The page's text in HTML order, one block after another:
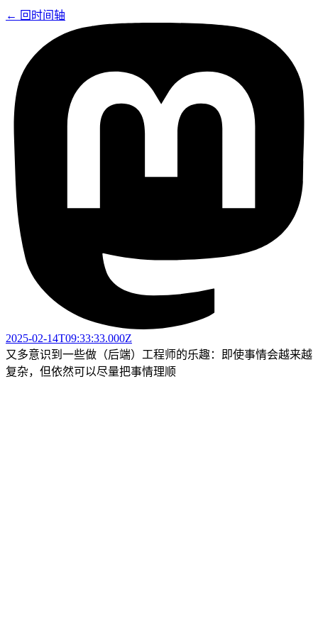
← 回时间轴
2025-02-14T09:33:33.000Z
又多意识到一些做（后端）工程师的乐趣：即使事情会越来越
复杂，但依然可以尽量把事情理顺